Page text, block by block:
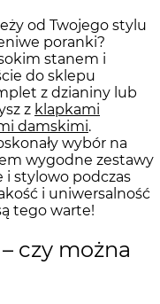
od Twojego stylu
poranki?
stanem i
do sklepu
z dzianiny lub
z klapkami
damskimi.
wybór na
wygodne zestawy
i stylowo podczas
i uniwersalność
tego warte!
czy można